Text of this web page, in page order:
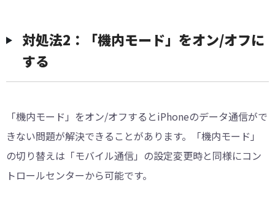
対処法2：「機内モード」をオン/オフに
する
「機内モード」をオン/オフするとiPhoneのデータ通信がで
きない問題が解決できることがあります。「機内モード」
の切り替えは「モバイル通信」の設定変更時と同様にコン
トロールセンターから可能です。